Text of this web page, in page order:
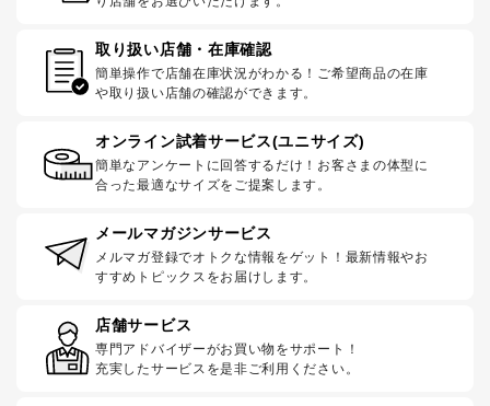
取り扱い店舗・在庫確認
簡単操作で店舗在庫状況がわかる！ご希望商品の在庫
や取り扱い店舗の確認ができます。
オンライン試着サービス(ユニサイズ)
簡単なアンケートに回答するだけ！お客さまの体型に
合った最適なサイズをご提案します。
メールマガジンサービス
メルマガ登録でオトクな情報をゲット！最新情報やお
すすめトピックスをお届けします。
店舗サービス
専門アドバイザーがお買い物をサポート！
充実したサービスを是非ご利用ください。